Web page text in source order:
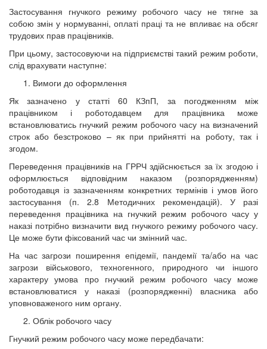
Застосування гнучкого режиму робочого часу не тягне за
собою змін у нормуванні, оплаті праці та не впливає на обсяг
трудових прав працівників.
При цьому, застосовуючи на підприємстві такий режим роботи,
слід врахувати наступне:
Вимоги до оформлення
Як зазначено у статті 60 КЗпП, за погодженням між
працівником і роботодавцем для працівника може
встановлюватись гнучкий режим робочого часу на визначений
строк або безстроково – як при прийнятті на роботу, так і
згодом.
Переведення працівників на ГРРЧ здійснюється за їх згодою і
оформлюється відповідним наказом (розпорядженням)
роботодавця із зазначенням конкретних термінів і умов його
застосування (п. 2.8 Методичних рекомендацій). У разі
переведення працівника на гнучкий режим робочого часу у
наказі потрібно визначити вид гнучкого режиму робочого часу.
Це може бути фіксований час чи змінний час.
На час загрози поширення епідемії, пандемії та/або на час
загрози військового, техногенного, природного чи іншого
характеру умова про гнучкий режим робочого часу може
встановлюватися у наказі (розпорядженні) власника або
уповноваженого ним органу.
Облік робочого часу
Гнучкий режим робочого часу може передбачати: